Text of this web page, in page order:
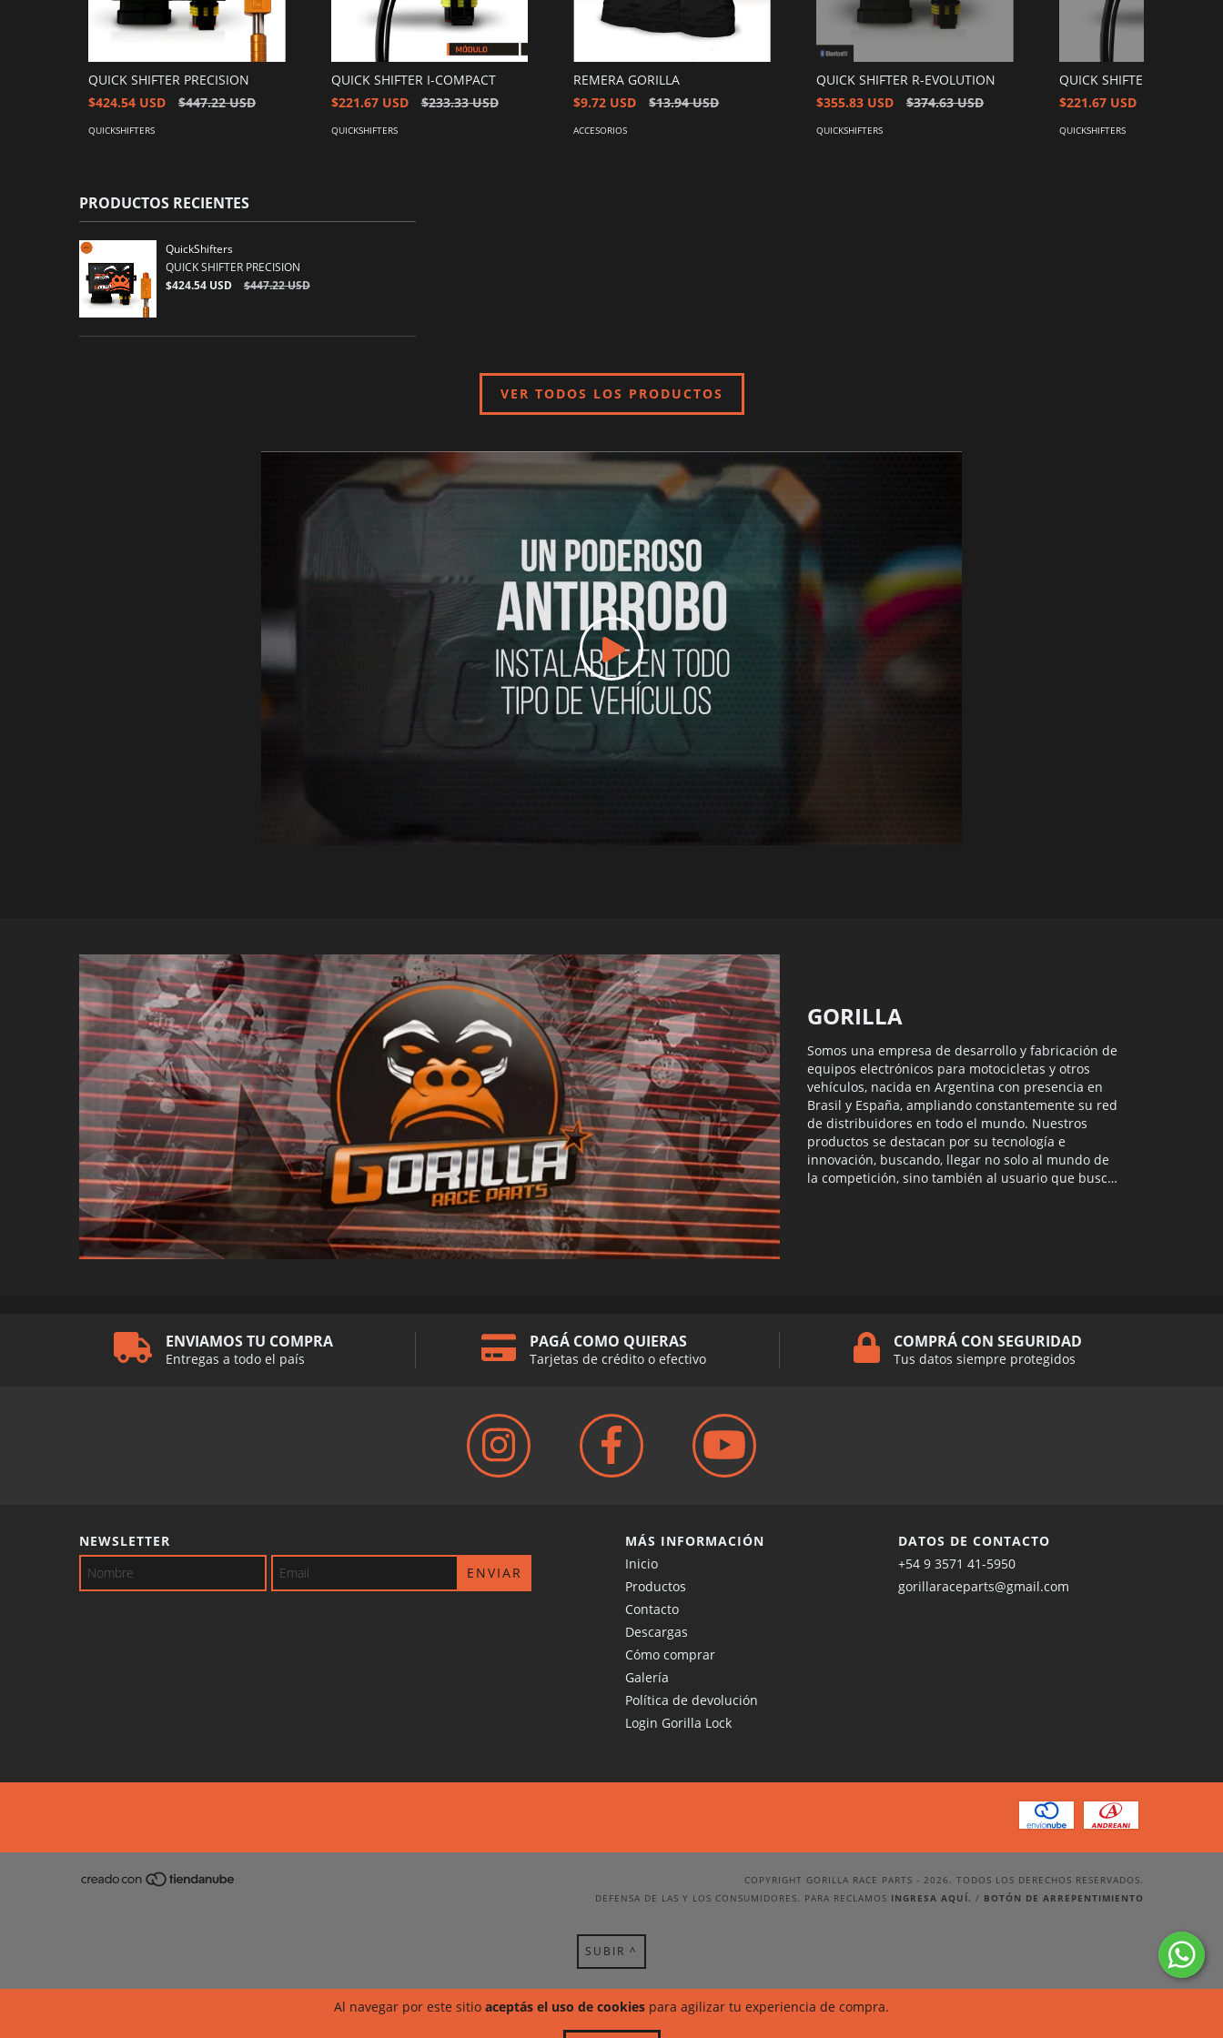
Al navegar por este sitio aceptás el uso de cookies para agilizar tu experiencia de compra.
QUICK SHIFTER PRECISION
$424.54 USD
$447.22 USD
QUICKSHIFTERS
QUICK SHIFTER I-COMPACT
$221.67 USD
$233.33 USD
QUICKSHIFTERS
REMERA GORILLA
$9.72 USD
$13.94 USD
ACCESORIOS
QUICK SHIFTER R-EVOLUTION
$355.83 USD
$374.63 USD
QUICKSHIFTERS
QUICK SHIFTER COMPACT
$221.67 USD
QUICKSHIFTERS
PRODUCTOS RECIENTES
QuickShifters
QUICK SHIFTER PRECISION
$424.54 USD
$447.22 USD
VER TODOS LOS PRODUCTOS
GORILLA
Somos una empresa de desarrollo y fabricación de
equipos electrónicos para motocicletas y otros
vehículos, nacida en Argentina con presencia en
Brasil y España, ampliando constantemente su red
de distribuidores en todo el mundo. Nuestros
productos se destacan por su tecnología e
innovación, buscando, llegar no solo al mundo de
la competición, sino también al usuario que busca
ENVIAMOS TU COMPRA
Entregas a todo el país
PAGÁ COMO QUIERAS
Tarjetas de crédito o efectivo
COMPRÁ CON SEGURIDAD
Tus datos siempre protegidos
NEWSLETTER
MÁS INFORMACIÓN
Inicio
Productos
Contacto
Descargas
Cómo comprar
Galería
Política de devolución
Login Gorilla Lock
DATOS DE CONTACTO
+54 9 3571 41-5950
gorillaraceparts@gmail.com
COPYRIGHT GORILLA RACE PARTS - 2026. TODOS LOS DERECHOS RESERVADOS.
DEFENSA DE LAS Y LOS CONSUMIDORES. PARA RECLAMOS INGRESA AQUÍ. / BOTÓN DE ARREPENTIMIENTO
SUBIR ^